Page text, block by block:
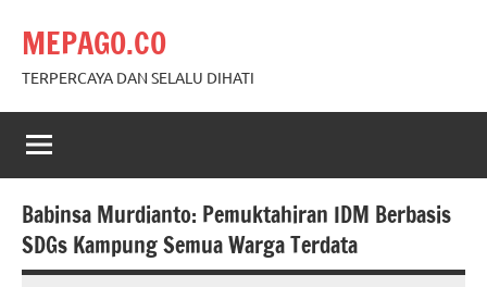
content
MEPAGO.CO
TERPERCAYA DAN SELALU DIHATI
Babinsa Murdianto: Pemuktahiran IDM Berbasis
SDGs Kampung Semua Warga Terdata